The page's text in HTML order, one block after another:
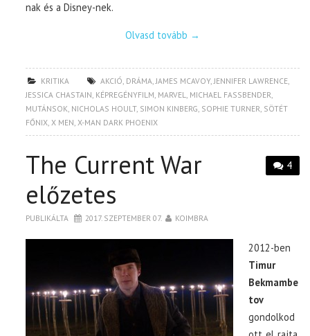
nak és a Disney-nek.
Olvasd tovább →
KRITIKA AKCIÓ, DRÁMA,JAMES MCAVOY,JENNIFER LAWRENCE,
JESSICA CHASTAIN, KÉPREGÉNYFILM, MARVEL, MICHAEL FASSBENDER,
MUTÁNSOK, NICHOLAS HOULT, SIMON KINBERG, SOPHIE TURNER, SÖTÉT
FŐNIX,X MEN,X-MAN DARK PHOENIX
4
The Current War
előzetes
PUBLIKÁLTA 2017. SZEPTEMBER 07. KOIMBRA
2012-ben
Timur
Bekmambe
tov
gondolkod